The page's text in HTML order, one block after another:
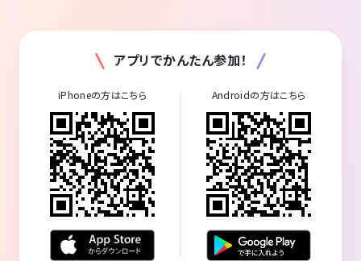
アプリでかんたん参加！
iPhoneの方はこちら Androidの方はこちら